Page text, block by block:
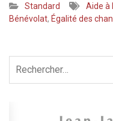
Standard Aide à
Bénévolat, Égalité des